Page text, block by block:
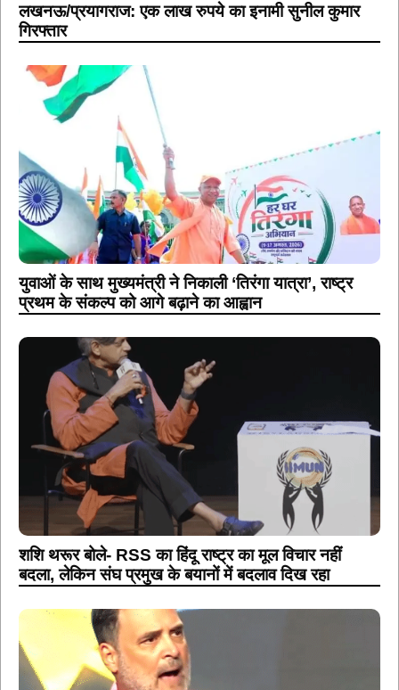
लखनऊ/प्रयागराज: एक लाख रुपये का इनामी सुनील कुमार
गिरफ्तार
युवाओं के साथ मुख्यमंत्री ने निकाली ‘तिरंगा यात्रा’, राष्ट्र
प्रथम के संकल्प को आगे बढ़ाने का आह्वान
शशि थरूर बोले- RSS का हिंदू राष्ट्र का मूल विचार नहीं
बदला, लेकिन संघ प्रमुख के बयानों में बदलाव दिख रहा